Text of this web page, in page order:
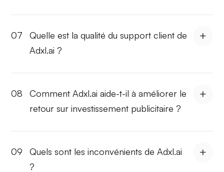
07
Quelle est la qualité du support client de
Adxl.ai ?
08
Comment Adxl.ai aide-t-il à améliorer le
retour sur investissement publicitaire ?
09
Quels sont les inconvénients de Adxl.ai
?